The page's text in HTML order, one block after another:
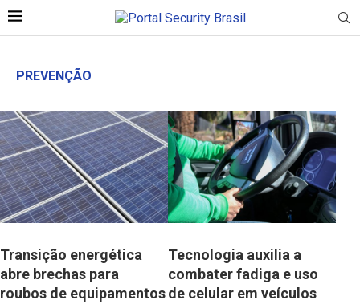
PREVENÇÃO
Transição energética
abre brechas para
roubos de equipamentos
Tecnologia auxilia a
combater fadiga e uso
de celular em veículos